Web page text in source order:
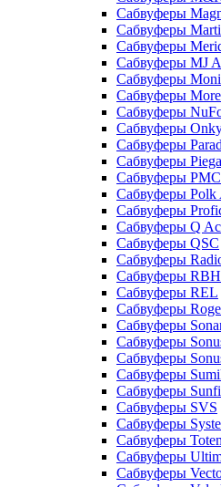
Сабвуферы
Сабвуферы
Сабвуферы
Сабвуферы MJ
Сабвуферы
Сабвуферы
Сабвуферы
Сабвуферы
Сабвуферы
Сабвуферы Piega
Сабвуферы PMC
Сабвуферы Polk
Сабвуферы
Сабвуферы Q
Сабвуферы QSC
Сабвуферы
Сабвуферы RBH
Сабвуферы REL
Сабвуферы
Сабвуферы
Сабвуферы
Сабвуферы
Сабвуферы
Сабвуферы
Сабвуферы SVS
Сабвуферы
Сабвуферы
Сабвуферы
Сабвуферы